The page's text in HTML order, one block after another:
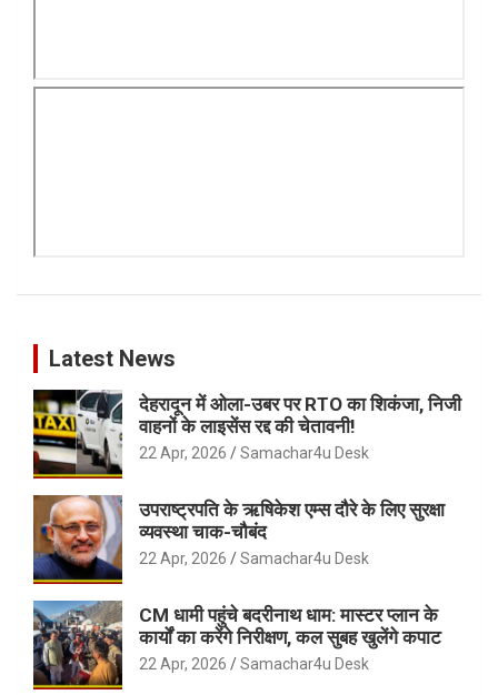
Latest News
देहरादून में ओला-उबर पर RTO का शिकंजा, निजी
वाहनों के लाइसेंस रद्द की चेतावनी!
22 Apr, 2026 Samachar4u Desk
उपराष्ट्रपति के ऋषिकेश एम्स दौरे के लिए सुरक्षा
व्यवस्था चाक-चौबंद
22 Apr, 2026 Samachar4u Desk
CM धामी पहुंचे बदरीनाथ धाम: मास्टर प्लान के
कार्यों का करेंगे निरीक्षण, कल सुबह खुलेंगे कपाट
22 Apr, 2026 Samachar4u Desk